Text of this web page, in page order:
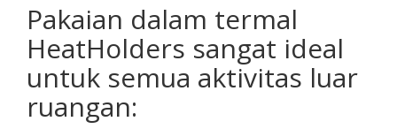
Pakaian dalam termal
HeatHolders sangat ideal
untuk semua aktivitas luar
ruangan: